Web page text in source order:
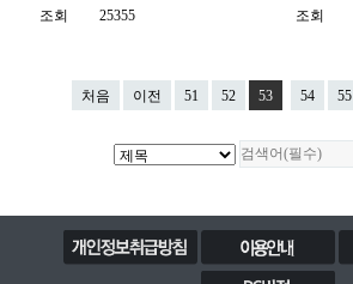
조회
25355
조회
처음 이전 51 52 53 54 55